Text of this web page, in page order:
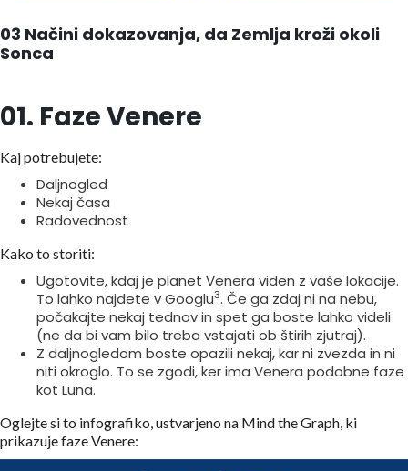
03 Načini dokazovanja, da Zemlja kroži okoli
Sonca
01. Faze Venere
Kaj potrebujete:
Daljnogled
Nekaj časa
Radovednost
Kako to storiti:
Ugotovite, kdaj je planet Venera viden z vaše lokacije.
To lahko najdete v Googlu3. Če ga zdaj ni na nebu,
počakajte nekaj tednov in spet ga boste lahko videli
(ne da bi vam bilo treba vstajati ob štirih zjutraj).
Z daljnogledom boste opazili nekaj, kar ni zvezda in ni
niti okroglo. To se zgodi, ker ima Venera podobne faze
kot Luna.
Oglejte si to infografiko, ustvarjeno na Mind the Graph, ki
prikazuje faze Venere: